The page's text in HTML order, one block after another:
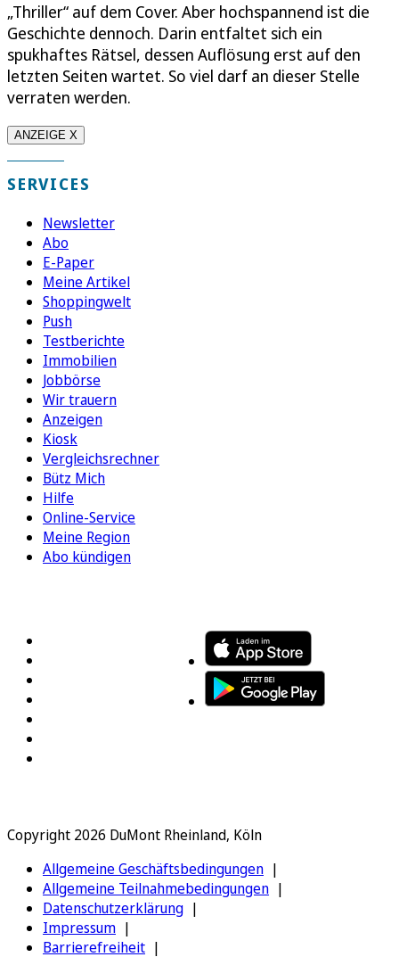
„Thriller“ auf dem Cover. Aber hochspannend ist die
Geschichte dennoch. Darin entfaltet sich ein
spukhaftes Rätsel, dessen Auflösung erst auf den
letzten Seiten wartet. So viel darf an dieser Stelle
verraten werden.
ANZEIGE X
SERVICES
Newsletter
Abo
E-Paper
Meine Artikel
Shoppingwelt
Push
Testberichte
Immobilien
Jobbörse
Wir trauern
Anzeigen
Kiosk
Vergleichsrechner
Bütz Mich
Hilfe
Online-Service
Meine Region
Abo kündigen
Copyright 2026 DuMont Rheinland, Köln
Allgemeine Geschäftsbedingungen
Allgemeine Teilnahmebedingungen
Datenschutzerklärung
Impressum
Barrierefreiheit